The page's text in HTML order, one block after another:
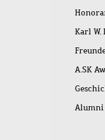
Karl W.
A.SK
Alumni